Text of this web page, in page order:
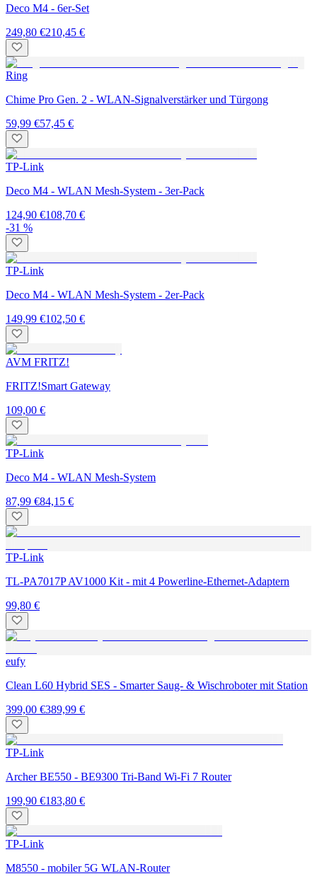
Deco M4 - 6er-Set
249,80 €210,45 €
Ring
Chime Pro Gen. 2 - WLAN-Signalverstärker und Türgong
59,99 €57,45 €
TP-Link
Deco M4 - WLAN Mesh-System - 3er-Pack
124,90 €108,70 €
-31 %
TP-Link
Deco M4 - WLAN Mesh-System - 2er-Pack
149,99 €102,50 €
AVM FRITZ!
FRITZ!Smart Gateway
109,00 €
TP-Link
Deco M4 - WLAN Mesh-System
87,99 €84,15 €
TP-Link
TL-PA7017P AV1000 Kit - mit 4 Powerline-Ethernet-Adaptern
99,80 €
eufy
Clean L60 Hybrid SES - Smarter Saug- & Wischroboter mit Station
399,00 €389,99 €
TP-Link
Archer BE550 - BE9300 Tri-Band Wi-Fi 7 Router
199,90 €183,80 €
TP-Link
M8550 - mobiler 5G WLAN-Router